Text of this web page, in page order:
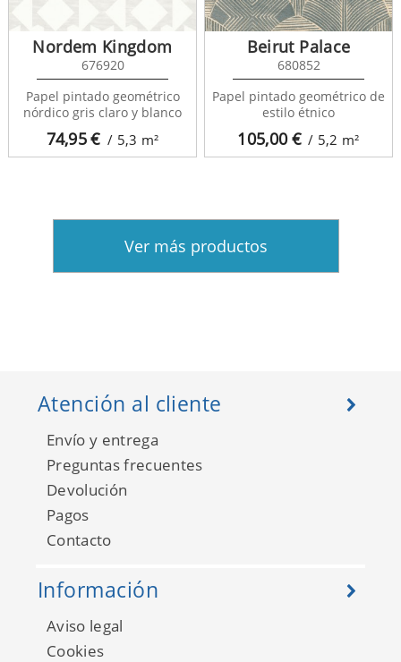
74,95€ / 5,3 m²
Nordem Kingdom
676920
Papel pintado geométrico
nórdico gris claro y blanco
105,00€ / 5,2 m²
Beirut Palace
680852
Papel pintado geométrico de
estilo étnico
Ver más productos
Atención al cliente
Envío y entrega
Preguntas frecuentes
Devolución
Pagos
Contacto
Información
Aviso legal
Cookies